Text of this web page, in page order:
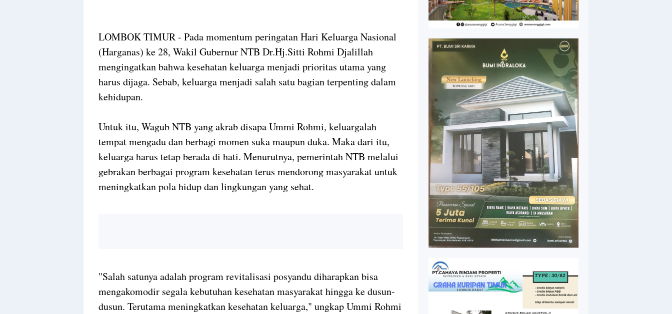
LOMBOK TIMUR - Pada momentum peringatan Hari Keluarga Nasional
(Harganas) ke 28, Wakil Gubernur NTB Dr.Hj.Sitti Rohmi Djalillah
mengingatkan bahwa kesehatan keluarga menjadi prioritas utama yang
harus dijaga. Sebab, keluarga menjadi salah satu bagian terpenting dalam
kehidupan.
Untuk itu, Wagub NTB yang akrab disapa Ummi Rohmi, keluargalah
tempat mengadu dan berbagi momen suka maupun duka. Maka dari itu,
keluarga harus tetap berada di hati. Menurutnya, pemerintah NTB melalui
gebrakan berbagai program kesehatan terus mendorong masyarakat untuk
meningkatkan pola hidup dan lingkungan yang sehat.
"Salah satunya adalah program revitalisasi posyandu diharapkan bisa
mengakomodir segala kebutuhan kesehatan masyarakat hingga ke dusun-
dusun. Terutama meningkatkan kesehatan keluarga," ungkap Ummi Rohmi